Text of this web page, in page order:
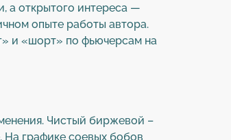
а открытого интереса —
опыте работы автора.
и «шорт» по фьючерсам на
Чистый биржевой –
На графике соевых бобов